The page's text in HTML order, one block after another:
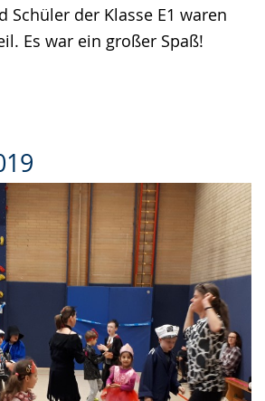
Schüler der Klasse E1 waren
Es war ein großer Spaß!